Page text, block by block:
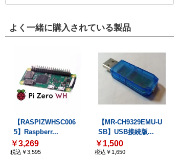
よく一緒に購入されている製品
【RASPIZWHSC006
5】Raspberr...
￥3,269
税込￥3,595
【MR-CH9329EMU-U
SB】USB接続版...
￥1,500
税込￥1,650